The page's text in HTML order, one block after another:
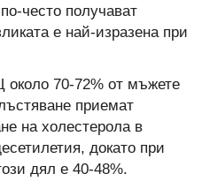
често получават
е най-изразена при
70-72% от мъжете
приемат
на холестерола в
докато при
дял е 40-48%.